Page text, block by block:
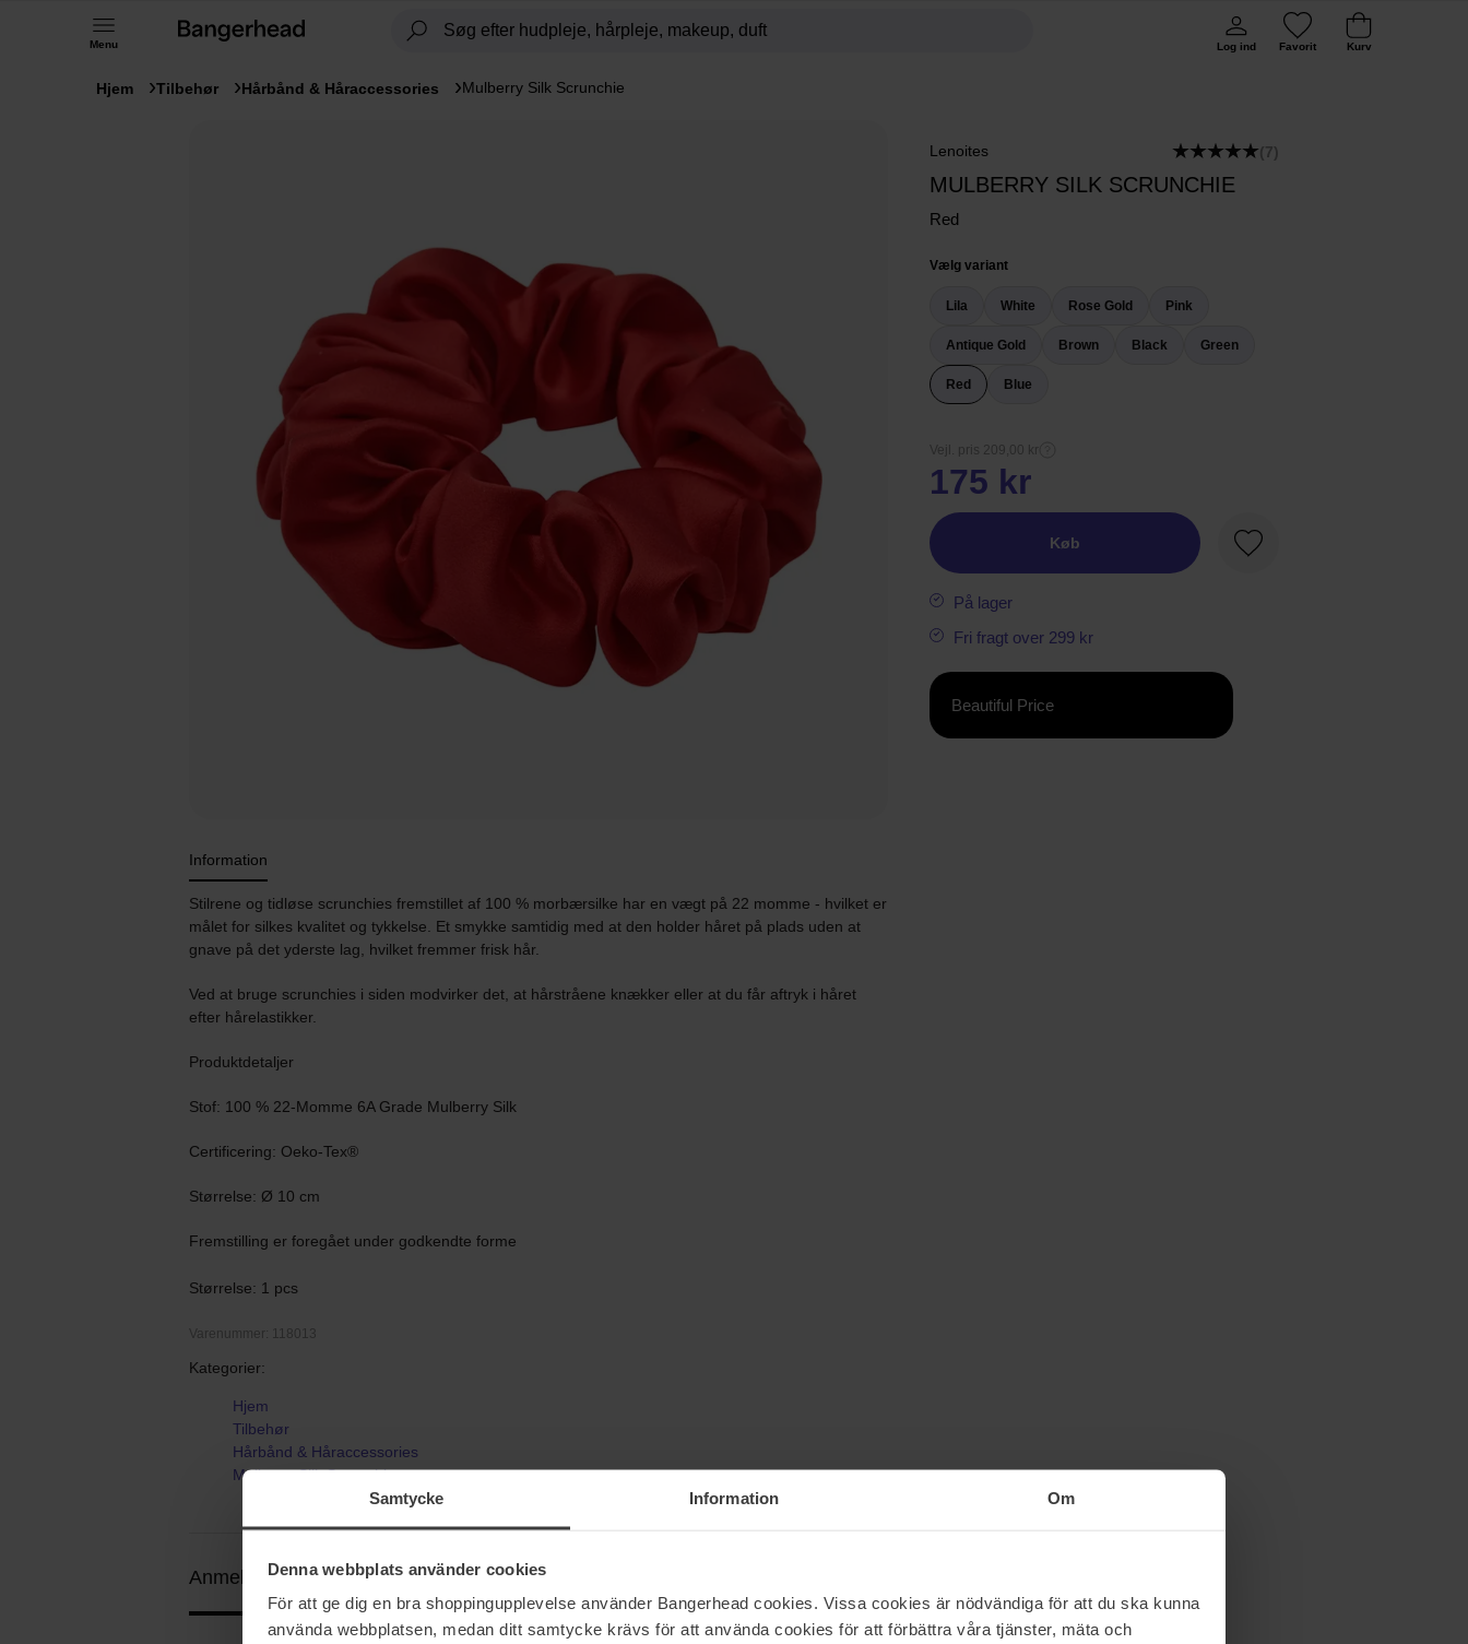
Samtycke Information Om
Denna webbplats använder cookies
För att ge dig en bra shoppingupplevelse använder Bangerhead cookies. Vissa cookies är nödvändiga för att du ska kunna
använda webbplatsen, medan ditt samtycke krävs för att använda cookies för att förbättra våra tjänster, mäta och
Menu Log ind Favorit Kurv
Hjem Tilbehør Hårbånd & Håraccessories Mulberry Silk Scrunchie
Lenoites (7)
MULBERRY SILK SCRUNCHIE
Red
Vælg variant
Lila White Rose Gold Pink
Antique Gold Brown Black Green
Red Blue
Vejl. pris 209,00 kr
175 kr
Køb
Favorit
På lager
Fri fragt over 299 kr
Beautiful Price
Information
Stilrene og tidløse scrunchies fremstillet af 100 % morbærsilke har en vægt på 22 momme - hvilket er
målet for silkes kvalitet og tykkelse. Et smykke samtidig med at den holder håret på plads uden at
gnave på det yderste lag, hvilket fremmer frisk hår.
Ved at bruge scrunchies i siden modvirker det, at hårstråene knækker eller at du får aftryk i håret
efter hårelastikker.
Produktdetaljer
Stof: 100 % 22-Momme 6A Grade Mulberry Silk
Certificering: Oeko-Tex®
Størrelse: Ø 10 cm
Fremstilling er foregået under godkendte forme
Størrelse: 1 pcs
Varenummer: 118013
Kategorier:
Hjem
Tilbehør
Hårbånd & Håraccessories
Mulberry Silk Scrunchie
Anmeldelser (7)Spørgsmål og svar (0)